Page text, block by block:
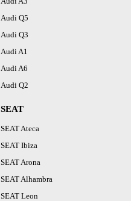
Audi Q5
Audi Q3
Audi A1
Audi A6
Audi Q2
SEAT
SEAT Ateca
SEAT Ibiza
SEAT Arona
SEAT Alhambra
SEAT Leon